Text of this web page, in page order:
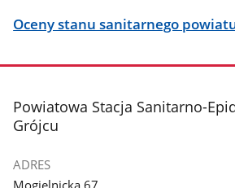
Oceny stanu sanitarnego
stopka
Powiatowa Stacja Sanitarno-
Grójcu
ADRES